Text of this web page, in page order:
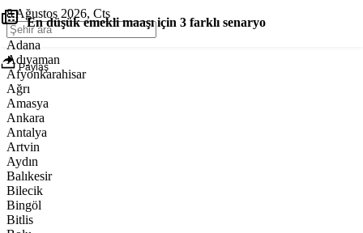
8 Ağustos 2026, Cts
Adana
Adıyaman
Afyonkarahisar
Ağrı
Amasya
Ankara
Antalya
Artvin
Aydın
Balıkesir
Bilecik
Bingöl
Bitlis
En düşük emekli maaşı için 3 farklı senaryo
Paylaş